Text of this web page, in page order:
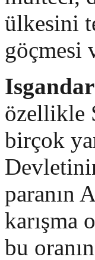
ülkesini
göçmesi
özellikle
birçok
paranın
karışma
bu